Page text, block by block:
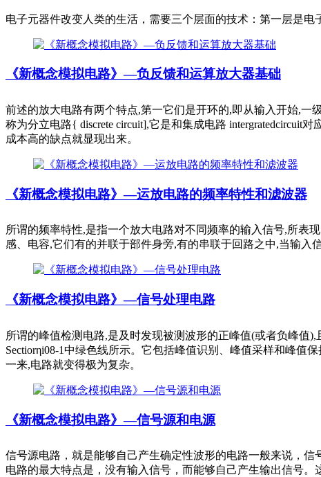
电子元器件改变人类的生活，需要三个层面的技术：第一层是
《新概念模拟电路》—负反馈和运算放大器基础
前述的放大电路有两个特点,第一它们是开环的,即从输入开始,
称为分立电路{ discrete circuit],它是和集成电路 intergratedcircuit
成本高的缺点就显现出来。
《新概念模拟电路》—运放电路的频率特性和滤波器
所谓的频率特性,是指一个放大电路对不同频率的输入信号,所表
感、电容,它们有的并联于部件身旁,有的串联于回路之中,当输入
《新概念模拟电路》—信号处理电路
所谓的峰值检测电路,是及时发现被测波形的正峰值(或者负峰值
Sectiorηi08-1中绿色线所示。它包括峰值识别、峰值采样和峰值
一来,电路就变得极为复杂。
《新概念模拟电路》—信号源和电源
信号源电路，就是能够自己产生确定性波形的电路一般来说，
电路的最大特点是，没有输入信号，而能够自己产生输出信号